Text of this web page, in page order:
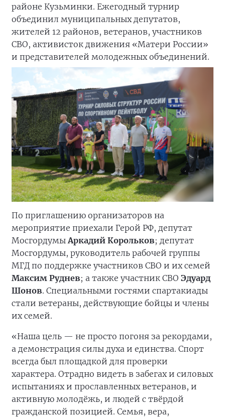
районе Кузьминки. Ежегодный турнир
объединил муниципальных депутатов,
жителей 12 районов, ветеранов, участников
СВО, активисток движения «Матери России»
и представителей молодежных объединений.
По приглашению организаторов на
мероприятие приехали Герой РФ, депутат
МосгордумыАркадий Корольков; депутат
Мосгордумы, руководитель рабочей группы
МГД по поддержке участников СВО и их семей
Максим Руднев; а также участник СВО Эдуард
Шонов. Специальными гостями спартакиады
стали ветераны, действующие бойцы и члены
их семей.
«Наша цель — не просто погоня за рекордами,
а демонстрация силы духа и единства. Спорт
всегда был площадкой для проверки
характера. Отрадно видеть в забегах и силовых
испытаниях и прославленных ветеранов, и
активную молодёжь, и людей с твёрдой
гражданской позицией. Семья, вера,